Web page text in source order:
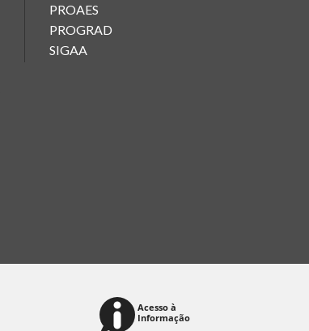
PROAES
PROGRAD
SIGAA